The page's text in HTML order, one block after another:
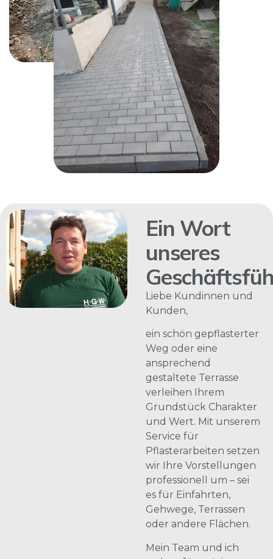
Ein Wort
unseres
Liebe Kundinnen und
Kunden,
ein schön gepflasterter
Weg oder eine
ansprechend
gestaltete Terrasse
verleihen Ihrem
Grundstück Charakter
und Wert. Mit unserem
Service für
Pflasterarbeiten setzen
wir Ihre Vorstellungen
professionell um – sei
es für Einfahrten,
Gehwege, Terrassen
oder andere Flächen.
Mein Team und ich